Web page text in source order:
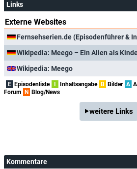
Links
Externe Websites
Fernsehserien.de (Episodenführer &
Wikipedia: Meego – Ein Alien als
Wikipedia: Meego
E Episodenliste Inhaltsangabe B Bilder A
Forum
N Blog/News
weitere Links
Kommentare